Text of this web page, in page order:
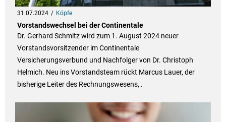
31.07.2024 Köpfe
Vorstandswechsel bei der Continentale
Dr. Gerhard Schmitz wird zum 1. August 2024 neuer
Vorstandsvorsitzender im Continentale
Versicherungsverbund und Nachfolger von Dr. Christoph
Helmich. Neu ins Vorstandsteam rückt Marcus Lauer, der
bisherige Leiter des Rechnungswesens, .